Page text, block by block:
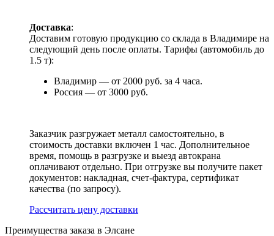
Доставка:
Доставим готовую продукцию со склада в Владимире на
следующий день после оплаты. Тарифы (автомобиль до
1.5 т):
Владимир — от 2000 руб. за 4 часа.
Россия — от 3000 руб.
Заказчик разгружает металл самостоятельно, в
стоимость доставки включен 1 час. Дополнительное
время, помощь в разгрузке и выезд автокрана
оплачивают отдельно. При отгрузке вы получите пакет
документов: накладная, счет-фактура, сертификат
качества (по запросу).
Раcсчитать цену доставки
Преимущества заказа в Элсане